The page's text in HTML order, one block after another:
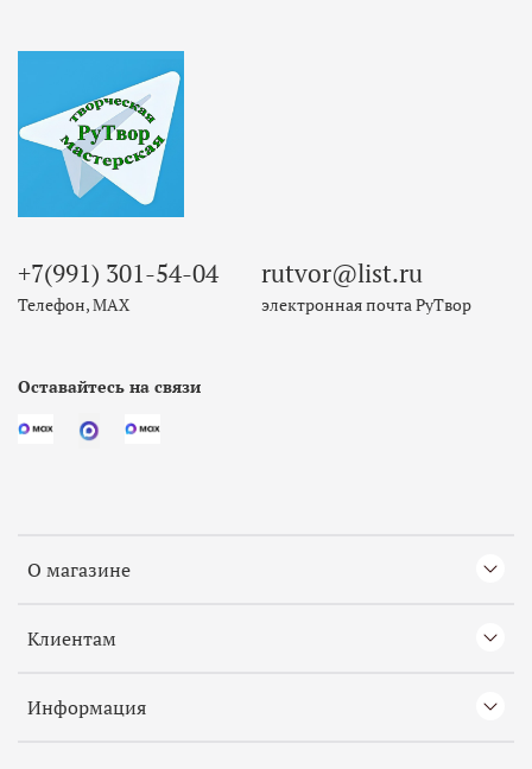
О магазине
Клиентам
Информация
+7(991) 301-54-04
Телефон, МАХ
rutvor@list.ru
электронная почта РуТвор
Оставайтесь на связи